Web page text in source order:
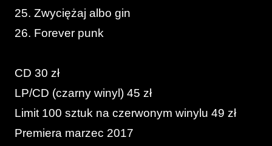
25. Zwyciężaj albo gin
26. Forever punk
CD 30 zł
LP/CD (czarny winyl) 45 zł
Limit 100 sztuk na czerwonym winylu 49 zł
Premiera marzec 2017